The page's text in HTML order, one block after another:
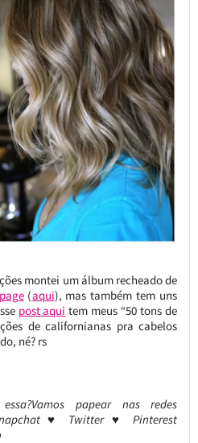
montei um álbum recheado de
(aqui), mas também tem uns
post aqui tem meus “50 tons de
de californianas pra cabelos
né? rs
papear nas redes
♥ Twitter ♥ Pinterest